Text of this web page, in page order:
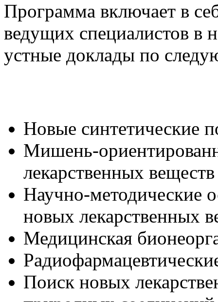
Программа включает в
ведущих специалистов в
устные доклады по
Новые синтетические
Мишень-
лекарственных веществ
Научно-методические
новых лекарственных
Медицинская
Поиск новых